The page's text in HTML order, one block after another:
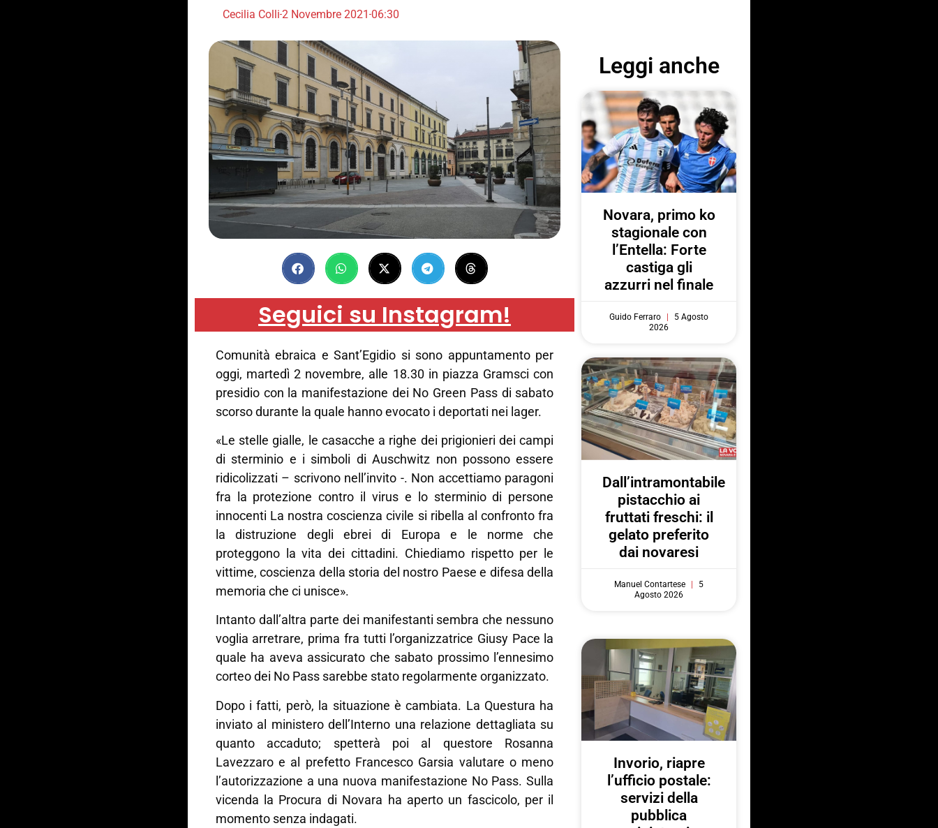
Cecilia Colli2 Novembre 2021 06:30
Seguici su Instagram!
Comunità ebraica e Sant’Egidio si sono appuntamento per
oggi, martedì 2 novembre, alle 18.30 in piazza Gramsci con
presidio con la manifestazione dei No Green Pass di sabato
scorso durante la quale hanno evocato i deportati nei lager.
«Le stelle gialle, le casacche a righe dei prigionieri dei campi
di sterminio e i simboli di Auschwitz non possono essere
ridicolizzati – scrivono nell’invito -. Non accettiamo paragoni
fra la protezione contro il virus e lo sterminio di persone
innocenti La nostra coscienza civile si ribella al confronto fra
la distruzione degli ebrei di Europa e le norme che
proteggono la vita dei cittadini. Chiediamo rispetto per le
vittime, coscienza della storia del nostro Paese e difesa della
memoria che ci unisce».
Intanto dall’altra parte dei manifestanti sembra che nessuno
voglia arretrare, prima fra tutti l’organizzatrice Giusy Pace la
quale ha aveva assicurato che sabato prossimo l’ennesimo
corteo dei No Pass sarebbe stato regolarmente organizzato.
Dopo i fatti, però, la situazione è cambiata. La Questura ha
inviato al ministero dell’Interno una relazione dettagliata su
quanto accaduto; spetterà poi al questore Rosanna
Lavezzaro e al prefetto Francesco Garsia valutare o meno
l’autorizzazione a una nuova manifestazione No Pass. Sulla
vicenda la Procura di Novara ha aperto un fascicolo, per il
momento senza indagati.
Leggi anche
Novara, primo ko
stagionale con
l’Entella: Forte
castiga gli
azzurri nel finale
Guido Ferraro
5 Agosto
2026
Dall’intramontabile
pistacchio ai
fruttati freschi: il
gelato preferito
dai novaresi
Manuel Contartese
5
Agosto 2026
Invorio, riapre
l’ufficio postale:
servizi della
pubblica